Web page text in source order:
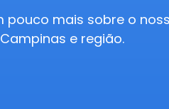
pouco mais sobre o
e região.